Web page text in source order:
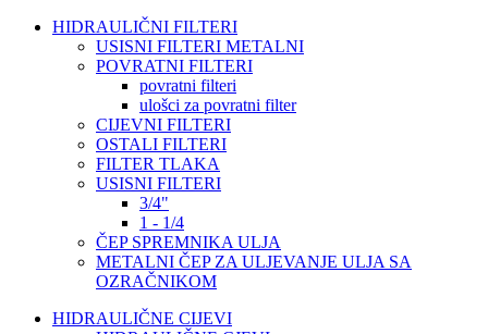
HIDRAULIČNI FILTERI
USISNI FILTERI METALNI
POVRATNI FILTERI
povratni filteri
ulošci za povratni filter
CIJEVNI FILTERI
OSTALI FILTERI
FILTER TLAKA
USISNI FILTERI
3/4"
1 - 1/4
ČEP SPREMNIKA ULJA
METALNI ČEP ZA ULJEVANJE ULJA SA
OZRAČNIKOM
HIDRAULIČNE CIJEVI